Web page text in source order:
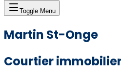
Toggle Menu
Martin St-Onge
Courtier